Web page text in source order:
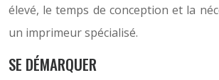
élevé, le temps de conception et la
un imprimeur spécialisé.
SE DÉMARQUER